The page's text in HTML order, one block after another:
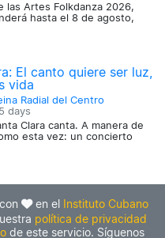
las Artes Folkdanza 2026,
hasta el 8 de agosto,
El canto quiere ser luz,
vida
Radial del Centro
5 days
Clara canta. A manera de
esta vez: un concierto
en el Instituto Cubano
política de privacidad
de este servicio. Síguenos